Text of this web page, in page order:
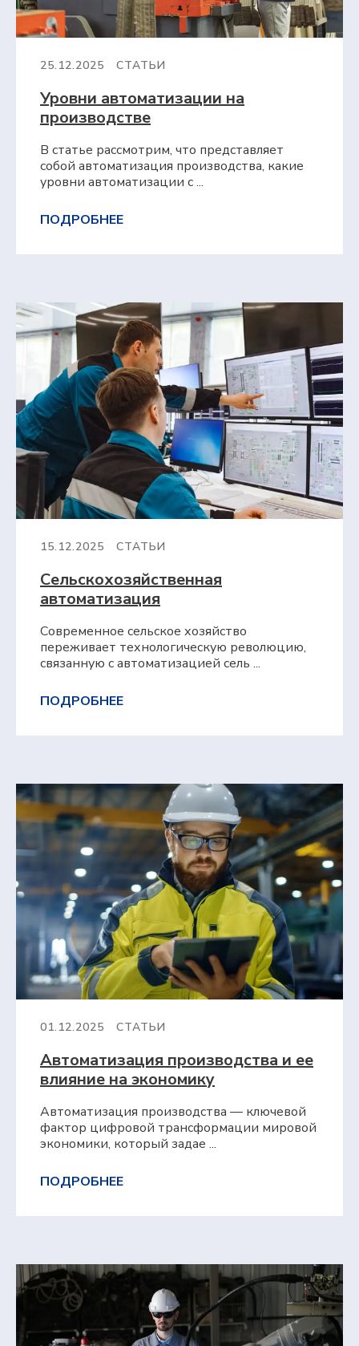
25.12.2025 СТАТЬИ
Уровни автоматизации на
производстве
В статье рассмотрим, что представляет
собой автоматизация производства, какие
уровни автоматизации с ...
ПОДРОБНЕЕ
15.12.2025 СТАТЬИ
Сельскохозяйственная
автоматизация
Современное сельское хозяйство
переживает технологическую революцию,
связанную с автоматизацией сель ...
ПОДРОБНЕЕ
01.12.2025 СТАТЬИ
Автоматизация производства и ее
влияние на экономику
Автоматизация производства — ключевой
фактор цифровой трансформации мировой
экономики, который задае ...
ПОДРОБНЕЕ
Мы готовы оперативно ответить на
вопросы, отправить презентационные
материалы, организовать онлайн-встречу
с нашими экспертами и сделать
предварительный расчёт стоимости
ФАМИЛИЯ, ИМЯ, ОТЧЕСТВО
ЭЛЕКТРОННАЯ ПОЧТА
КОНТАКТНЫЙ НОМЕР ТЕЛЕФОНА
ГОРОД
Я подтверждаю, что ознакомлен(а) и
и мы свяжемся с
вами